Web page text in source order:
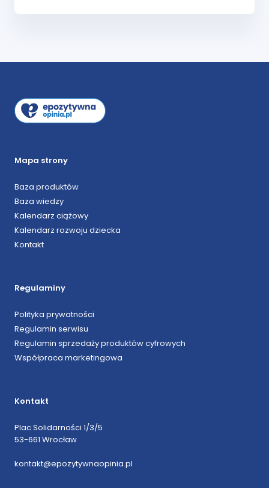
Mapa strony
Baza produktów
Baza wiedzy
Kalendarz ciążowy
Kalendarz rozwoju dziecka
Kontakt
Regulaminy
Polityka prywatności
Regulamin serwisu
Regulamin sprzedaży produktów cyfrowych
Współpraca marketingowa
Kontakt
Plac Solidarności 1/3/5
53-661 Wrocław
kontakt@epozytywnaopinia.pl